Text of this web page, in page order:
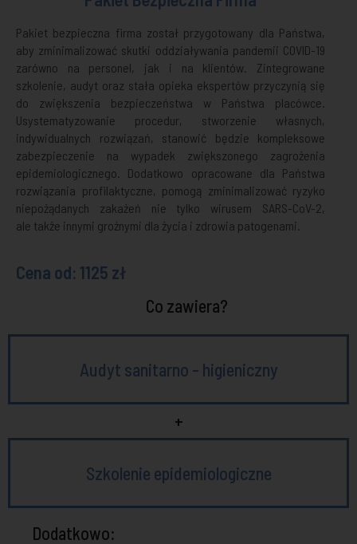
Pakiet bezpieczna firma został przygotowany dla Państwa,
aby zminimalizować skutki oddziaływania pandemii COVID-19
zarówno na personel, jak i na klientów. Zintegrowane
szkolenie, audyt oraz stała opieka ekspertów przyczynią się
do zwiększenia bezpieczeństwa w Państwa placówce.
Usystematyzowanie procedur, stworzenie własnych,
indywidualnych rozwiązań, stanowić będzie kompleksowe
zabezpieczenie na wypadek zwiększonego zagrożenia
epidemiologicznego. Dodatkowo opracowane dla Państwa
rozwiązania profilaktyczne, pomogą zminimalizować ryzyko
niepożądanych zakażeń nie tylko wirusem SARS-CoV-2,
ale także innymi groźnymi dla życia i zdrowia patogenami.
Cena od: 1125 zł
Co zawiera?
Audyt sanitarno - higieniczny
+
Szkolenie epidemiologiczne
Dodatkowo: